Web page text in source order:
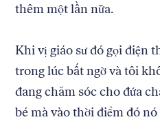
thêm một lần nữa.
Khi vị giáo sư đó gọi điện
trong lúc bất ngờ và tôi
đang chăm sóc cho đứa
bé mà vào thời điểm đó